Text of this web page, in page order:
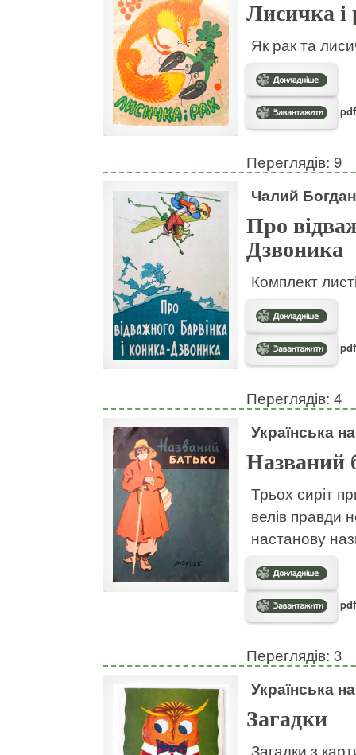
Лисичка і
Як рак та
Переглядів: 9
Чалий
Про
Дзвоника
Комплект
Переглядів: 4
Українська
Названий
Трьох сиріт
велів правди
настанову
Переглядів: 3
Українська
Загадки
Загадки з